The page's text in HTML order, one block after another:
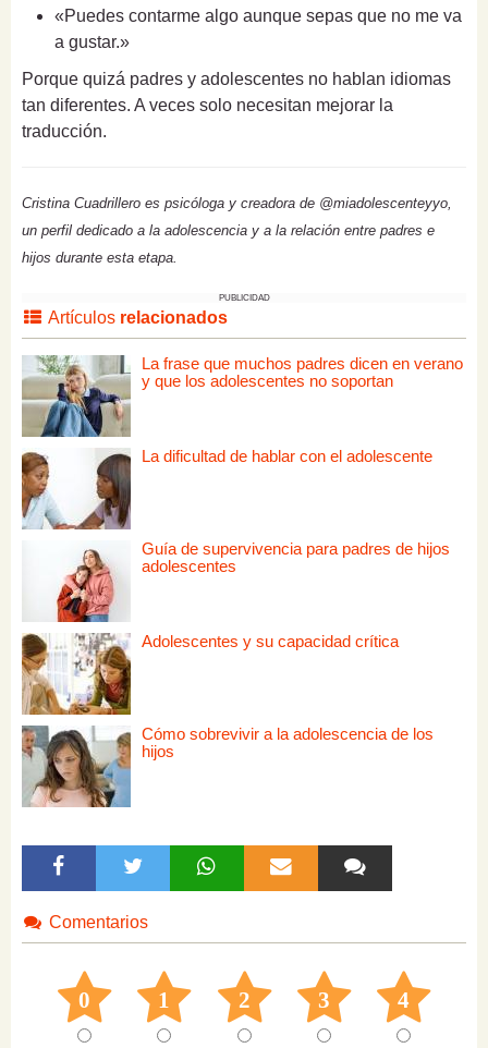
«Puedes contarme algo aunque sepas que no me va
a gustar.»
Porque quizá padres y adolescentes no hablan idiomas
tan diferentes. A veces solo necesitan mejorar la
traducción.
Cristina Cuadrillero es psicóloga y creadora de @miadolescenteyyo,
un perfil dedicado a la adolescencia y a la relación entre padres e
hijos durante esta etapa.
PUBLICIDAD
Artículos relacionados
La frase que muchos padres dicen en verano
y que los adolescentes no soportan
La dificultad de hablar con el adolescente
Guía de supervivencia para padres de hijos
adolescentes
Adolescentes y su capacidad crítica
Cómo sobrevivir a la adolescencia de los
hijos
Comentarios
0 1 2 3 4